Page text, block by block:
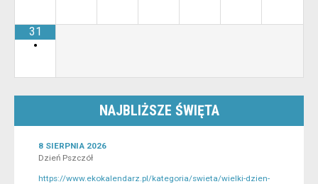
31
•
NAJBLIŻSZE ŚWIĘTA
8 SIERPNIA 2026
Dzień Pszczół
https://www.ekokalendarz.pl/kategoria/swieta/wielki-dzien-